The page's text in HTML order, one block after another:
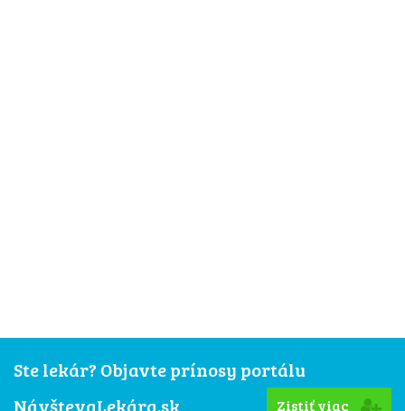
Ste lekár? Objavte prínosy portálu
NávštevaLekára.sk
Zistiť viac